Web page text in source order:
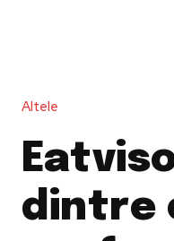
Altele
dintre